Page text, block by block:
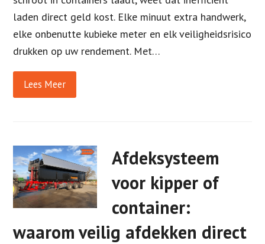
laden direct geld kost. Elke minuut extra handwerk,
elke onbenutte kubieke meter en elk veiligheidsrisico
drukken op uw rendement. Met…
Lees Meer
Afdeksysteem
voor kipper of
container:
waarom veilig afdekken direct